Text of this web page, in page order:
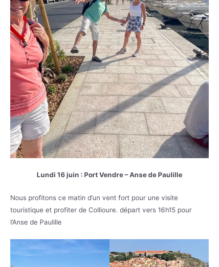
Lundi 16 juin : Port Vendre – Anse de Paulille
Nous profitons ce matin d’un vent fort pour une visite
touristique et profiter de Collioure. départ vers 16h15 pour
l’Anse de Paulille